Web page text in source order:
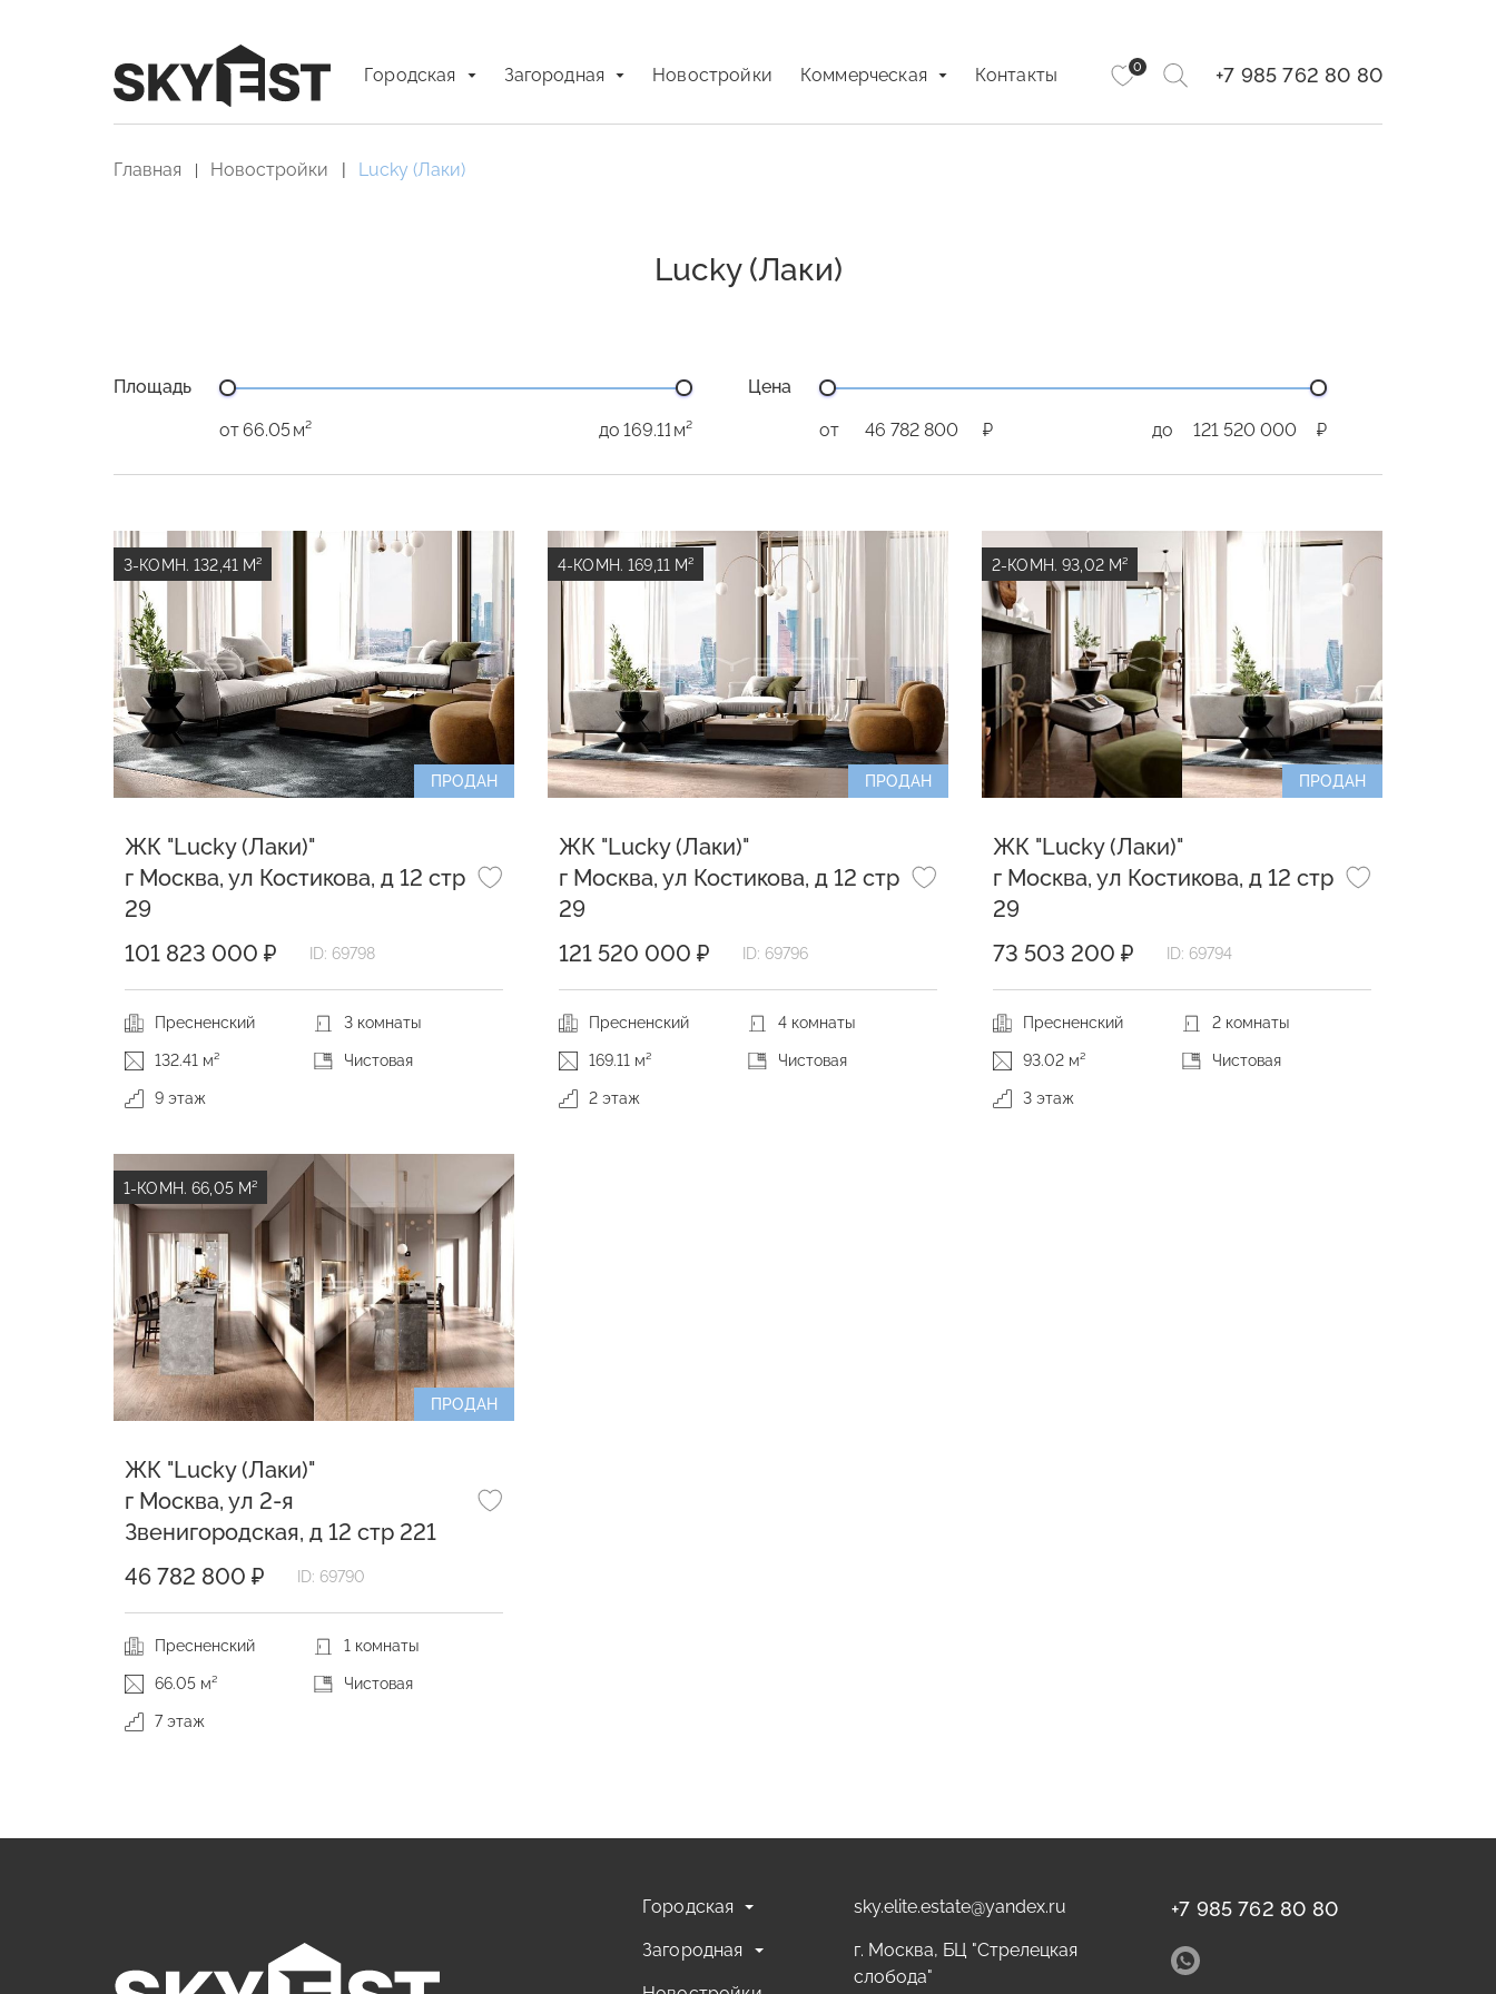
Городская Загородная Новостройки Коммерческая Контакты 0 +7 985 762 80 80
Главная Новостройки Lucky (Лаки)
Lucky (Лаки)
Площадь
от м² до м²
Цена
от ₽ до ₽
3-КОМН. 132,41 М²
ПРОДАН
ЖК "Lucky (Лаки)"
г Москва, ул Костикова, д 12 стр
29
101 823 000 ₽
ID: 69798
Пресненский 3 комнаты
132.41 м² Чистовая
9 этаж
4-КОМН. 169,11 М²
ПРОДАН
ЖК "Lucky (Лаки)"
г Москва, ул Костикова, д 12 стр
29
121 520 000 ₽
ID: 69796
Пресненский 4 комнаты
169.11 м² Чистовая
2 этаж
2-КОМН. 93,02 М²
ПРОДАН
ЖК "Lucky (Лаки)"
г Москва, ул Костикова, д 12 стр
29
73 503 200 ₽
ID: 69794
Пресненский 2 комнаты
93.02 м² Чистовая
3 этаж
1-КОМН. 66,05 М²
ПРОДАН
ЖК "Lucky (Лаки)"
г Москва, ул 2-я
Звенигородская, д 12 стр 221
46 782 800 ₽
ID: 69790
Пресненский 1 комнаты
66.05 м² Чистовая
7 этаж
Городская
Загородная
sky.elite.estate@yandex.ru
г. Москва, БЦ "Стрелецкая
слобода"
+7 985 762 80 80